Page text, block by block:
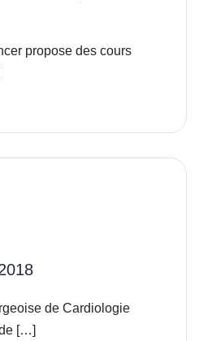
propose des cours
de Cardiologie
[…]